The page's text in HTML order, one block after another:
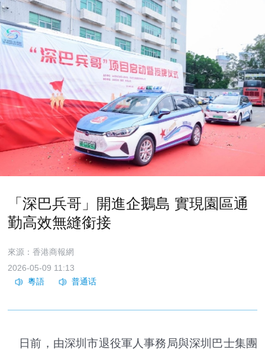
「深巴兵哥」開進企鵝島 實現園區通
勤高效無縫銜接
來源：香港商報網
2026-05-09 11:13
日前，由深圳市退役軍人事務局與深圳巴士集團